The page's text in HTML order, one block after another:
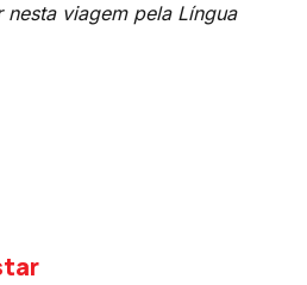
viagem pela Língua